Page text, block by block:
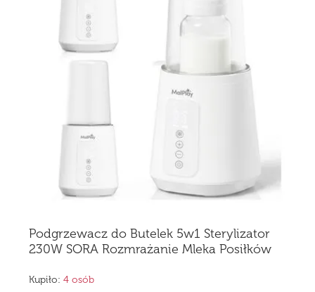
Podgrzewacz do Butelek 5w1 Sterylizator
230W SORA Rozmrażanie Mleka Posiłków
Kupiło: 4 osób